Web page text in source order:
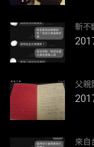
斬不
父親
來自